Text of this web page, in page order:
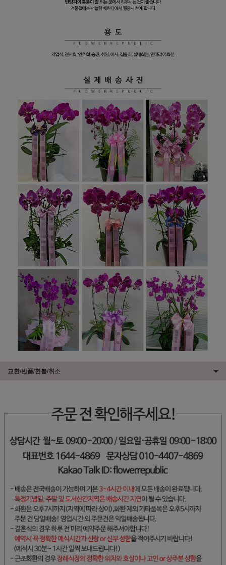
교환/반품/환불/취소